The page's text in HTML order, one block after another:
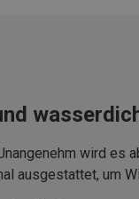
wird
ausgestattet, um